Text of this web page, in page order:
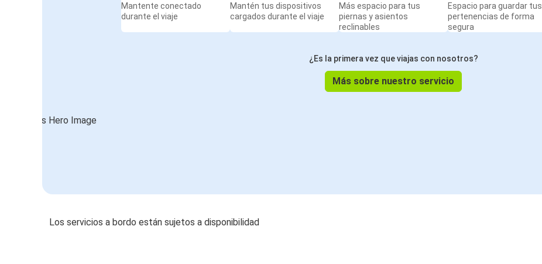
Mantente conectado
durante el viaje
Mantén tus dispositivos
cargados durante el viaje
Más espacio para tus
piernas y asientos
reclinables
Espacio para guardar tus
pertenencias de forma
segura
¿Es la primera vez que viajas con nosotros?
Más sobre nuestro servicio
Los servicios a bordo están sujetos a disponibilidad